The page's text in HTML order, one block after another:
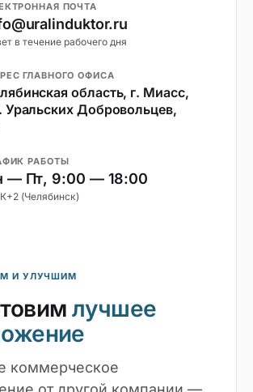
ПОЧТА
в течение рабочего дня
ГЛАВНОГО ОФИСА
область, г. Миасс,
Уральских Добровольцев,
РАБОТЫ
— Пт, 9:00 — 18:00
(Челябинск)
И УЛУЧШИМ
лучшее
коммерческое